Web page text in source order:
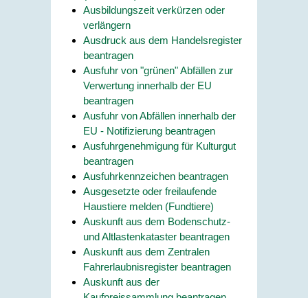
Ausbildungszeit verkürzen oder
verlängern
Ausdruck aus dem Handelsregister
beantragen
Ausfuhr von "grünen" Abfällen zur
Verwertung innerhalb der EU
beantragen
Ausfuhr von Abfällen innerhalb der
EU - Notifizierung beantragen
Ausfuhrgenehmigung für Kulturgut
beantragen
Ausfuhrkennzeichen beantragen
Ausgesetzte oder freilaufende
Haustiere melden (Fundtiere)
Auskunft aus dem Bodenschutz-
und Altlastenkataster beantragen
Auskunft aus dem Zentralen
Fahrerlaubnisregister beantragen
Auskunft aus der